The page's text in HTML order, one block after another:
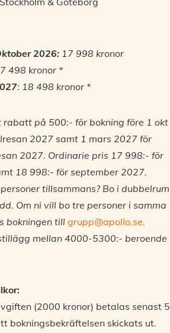
2026: 17 998 kronor
498 kronor *
: 18 498 kronor *
rabatt på 500:- för bokning före 1 okt
2027 samt 1 mars 2027 för
2027. Ordinarie pris 17 998:- för
18 998:- för september 2027.
tillsammans? Bo i dubbelrum
Om ni vill bo tre personer i samma
bokningen till grupp@apollo.se.
mellan 4000-5300:- beroende
(2000 kronor) betalas senast 5
bokningsbekräftelsen skickats ut.